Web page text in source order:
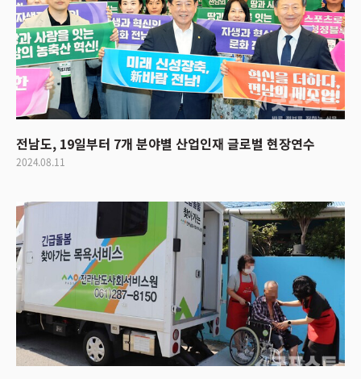
전남도, 19일부터 7개 분야별 산업인재 글로벌 현장연수
2024.08.11